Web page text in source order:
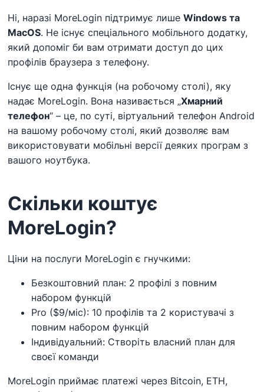
Ні, наразі MoreLogin підтримує лишеWindows та
MacOS. Не існує спеціального мобільного додатку,
який допоміг би вам отримати доступ до цих
профілів браузера з телефону.
Існує ще одна функція (на робочому столі), яку
надає MoreLogin. Вона називається „Хмарний
телефон“ – це, по суті, віртуальний телефон Android
на вашому робочому столі, який дозволяє вам
використовувати мобільні версії деяких програм з
вашого ноутбука.
Скільки коштує
MoreLogin?
Ціни на послуги MoreLogin є гнучкими:
Безкоштовний план: 2 профілі з повним
набором функцій
Pro ($9/міс): 10 профілів та 2 користувачі з
повним набором функцій
Індивідуальний: Створіть власний план для
своєї команди
MoreLogin приймає платежі через Bitcoin, ETH,